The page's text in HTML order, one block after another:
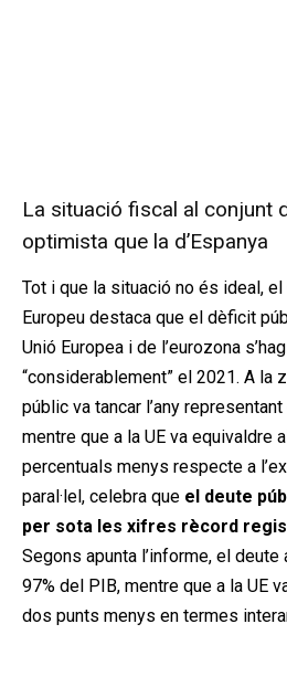
La situació fiscal al conjunt
optimista que la d’Espanya
Tot i que la situació no és ideal,
Europeu destaca que el dèficit
Unió Europea i de l’eurozona
“considerablement” el 2021. A la
públic va tancar l’any
mentre que a la UE va equivaldre
percentuals menys respecte a
paral·lel, celebra que el deute
per sota les xifres rècord
Segons apunta l’informe, el deute
97% del PIB, mentre que a la UE
dos punts menys en termes